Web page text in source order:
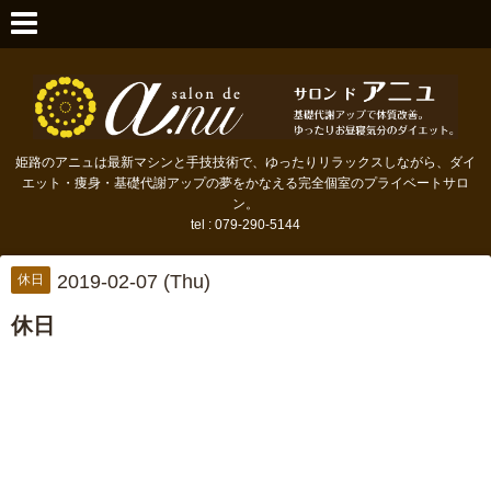
姫路のアニュは最新マシンと手技技術で、ゆったりリラックスしながら、ダイ
エット・痩身・基礎代謝アップの夢をかなえる完全個室のプライベートサロ
ン。
tel : 079-290-5144
休日 2019-02-07 (Thu)
休日